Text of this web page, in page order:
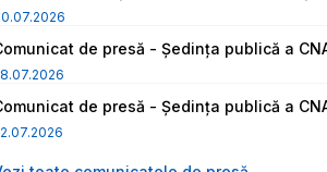
de presă - Ședința publică a
de presă - Ședința publică a